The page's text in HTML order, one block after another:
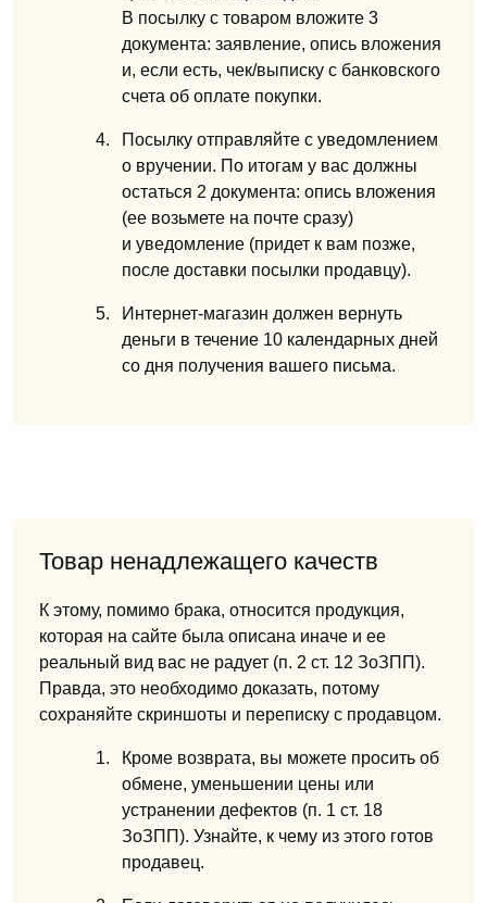
В посылку с товаром вложите 3
документа: заявление, опись вложения
и, если есть, чек/выписку с банковского
счета об оплате покупки.
Посылку отправляйте с уведомлением
о вручении. По итогам у вас должны
остаться 2 документа: опись вложения
(ее возьмете на почте сразу)
и уведомление (придет к вам позже,
после доставки посылки продавцу).
Интернет-магазин должен вернуть
деньги в течение 10 календарных дней
со дня получения вашего письма.
Товар ненадлежащего качеств
К этому, помимо брака, относится продукция,
которая на сайте была описана иначе и ее
реальный вид вас не радует (п. 2 ст. 12 ЗоЗПП).
Правда, это необходимо доказать, потому
сохраняйте скриншоты и переписку с продавцом.
Кроме возврата, вы можете просить об
обмене, уменьшении цены или
устранении дефектов (п. 1 ст. 18
ЗоЗПП). Узнайте, к чему из этого готов
продавец.